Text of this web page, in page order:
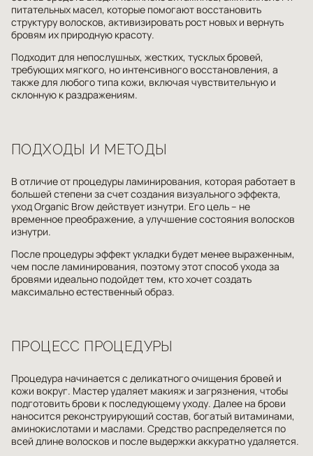
питательных масел, которые помогают восстановить
структуру волосков, активизировать рост новых и вернуть
бровям их природную красоту.
Подходит для непослушных, жестких, тусклых бровей,
требующих мягкого, но интенсивного восстановления, а
также для любого типа кожи, включая чувствительную и
склонную к раздражениям.
ПОДХОДЫ И МЕТОДЫ
В отличие от процедуры ламинирования, которая работает в
большей степени за счет создания визуального эффекта,
уход Organic Brow действует изнутри. Его цель – не
временное преображение, а улучшение состояния волосков
изнутри.
После процедуры эффект укладки будет менее выраженным,
чем после ламинирования, поэтому этот способ ухода за
бровями идеально подойдет тем, кто хочет создать
максимально естественный образ.
ПРОЦЕСС ПРОЦЕДУРЫ
Процедура начинается с деликатного очищения бровей и
кожи вокруг. Мастер удаляет макияж и загрязнения, чтобы
подготовить брови к последующему уходу. Далее на брови
наносится реконструирующий состав, богатый витаминами,
аминокислотами и маслами. Средство распределяется по
всей длине волосков и после выдержки аккуратно удаляется.